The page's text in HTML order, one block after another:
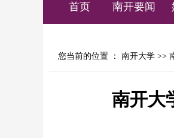
首页 南开要闻
您当前的位置 ： 南开大学 >>
南开大